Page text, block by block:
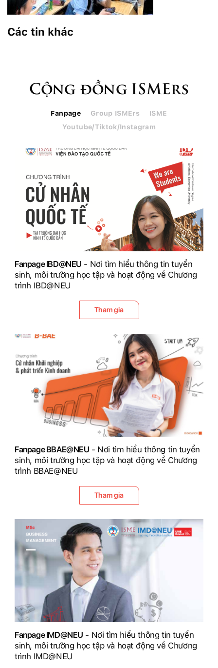
Các tin khác
Cộng đồng ISMErs
Fanpage Group ISMErs
ISME
Youtube/Tiktok/Instagram
Fanpage IBD@NEU - Nơi tìm hiểu thông tin tuyển
sinh, môi trường học tập và hoạt động về Chương
trình IBD@NEU
Tham gia
Fanpage BBAE@NEU - Nơi tìm hiểu thông tin tuyển
sinh, môi trường học tập và hoạt động về Chương
trình BBAE@NEU
Tham gia
Fanpage IMD@NEU - Nơi tìm hiểu thông tin tuyển
sinh, môi trường học tập và hoạt động về Chương
trình IMD@NEU